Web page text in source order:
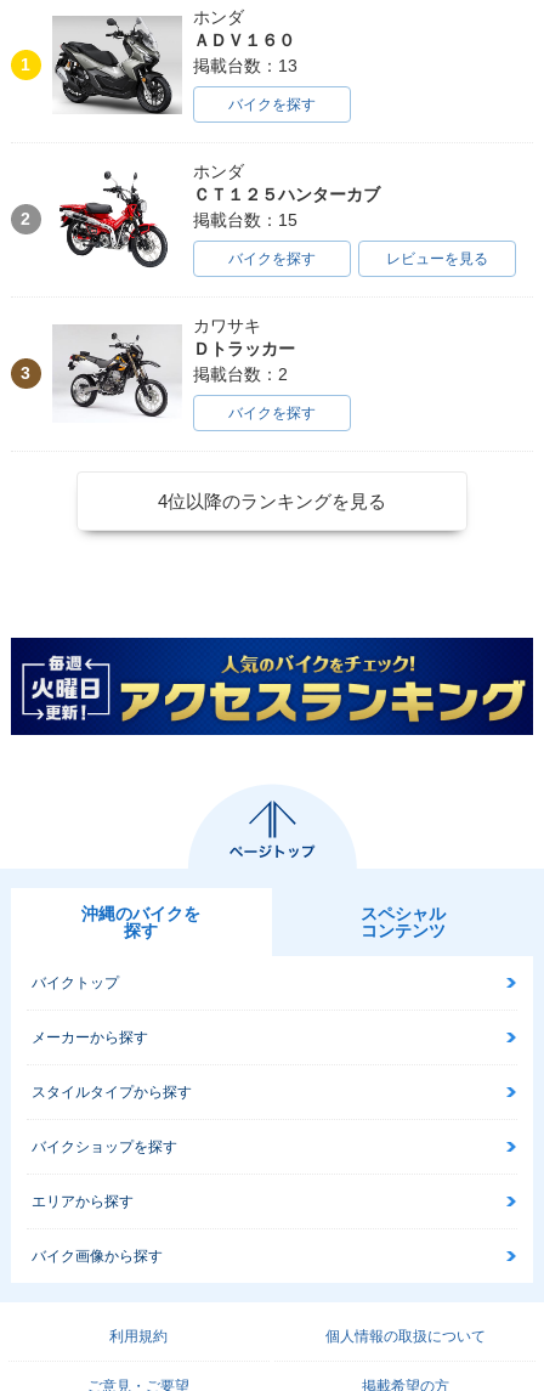
1
ホンダ
ＡＤＶ１６０
掲載台数：13
バイクを探す
2
ホンダ
ＣＴ１２５ハンターカブ
掲載台数：15
バイクを探す レビューを見る
3
カワサキ
Ｄトラッカー
掲載台数：2
バイクを探す
4位以降のランキングを見る
沖縄のバイクを
探す
スペシャル
コンテンツ
バイクトップ
メーカーから探す
スタイルタイプから探す
バイクショップを探す
エリアから探す
バイク画像から探す
利用規約 個人情報の取扱について
ご意見・ご要望 掲載希望の方